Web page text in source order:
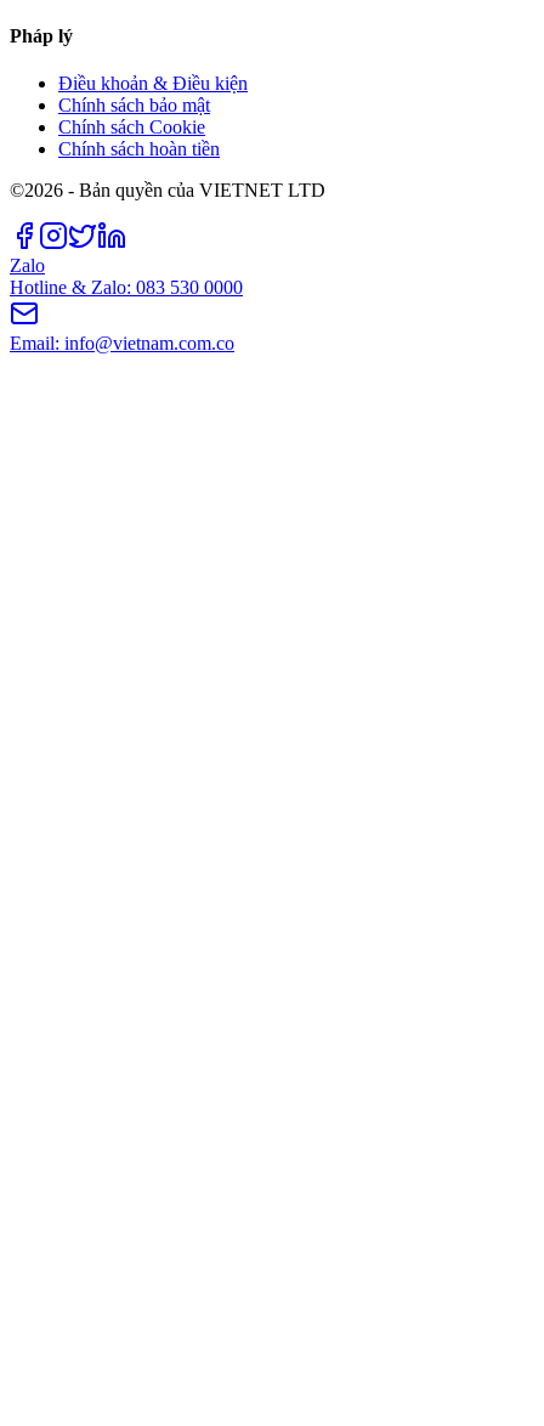
Pháp lý
Điều khoản & Điều kiện
Chính sách bảo mật
Chính sách Cookie
Chính sách hoàn tiền
©2026 - Bản quyền của VIETNET LTD
Zalo
Hotline & Zalo: 083 530 0000
Email: info@vietnam.com.co